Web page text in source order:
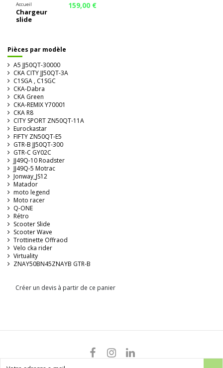
Accueil
Chargeur
slide
159,00 €
Pièces par modèle
A5 JJ50QT-30000
CKA CITY JJ50QT-3A
C1SGA , C1SGC
CKA-Dabra
CKA Green
CKA-REMIX Y70001
CKA R8
CITY SPORT ZN50QT-11A
Eurockastar
FIFTY ZN50QT-E5
GTR-B JJ50QT-300
GTR-C GY02C
JJ49Q-10 Roadster
JJ49Q-5 Motrac
Jonway_JS12
Matador
moto legend
Moto racer
Q-ONE
Rétro
Scooter Slide
Scooter Wave
Trottinette Offraod
Velo cka rider
Virtuality
ZNAY50BN45ZNAYB GTR-B
Créer un devis à partir de ce panier